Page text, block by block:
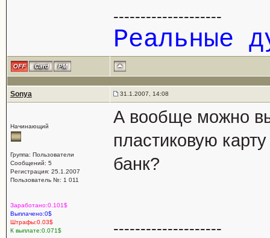
--------------------
Реальные
Sonya 31.1.2007, 14:08
Начинающий
Группа: Пользователи
Сообщений: 5
Регистрация: 25.1.2007
Пользователь №: 1 011
Заработано:0.101$
Выплачено:0$
Штрафы:0.03$
К выплате:0.071$
А вообще можно
пластиковую
банк?
--------------------